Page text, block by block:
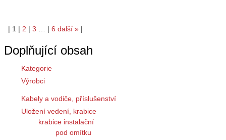
| 1 | 2 | 3 | 6 další » |
Doplňující obsah
Kategorie
Výrobci
Kabely a vodiče, příslušenství
Uložení vedení, krabice
krabice instalační
pod omítku